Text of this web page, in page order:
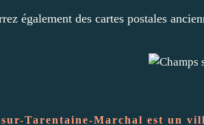
également des cartes postales
sur-Tarentaine-Marchal est un